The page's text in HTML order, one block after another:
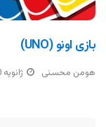
بازی اونو (UNO)
هومن محسنی ژانویه 30, 2026